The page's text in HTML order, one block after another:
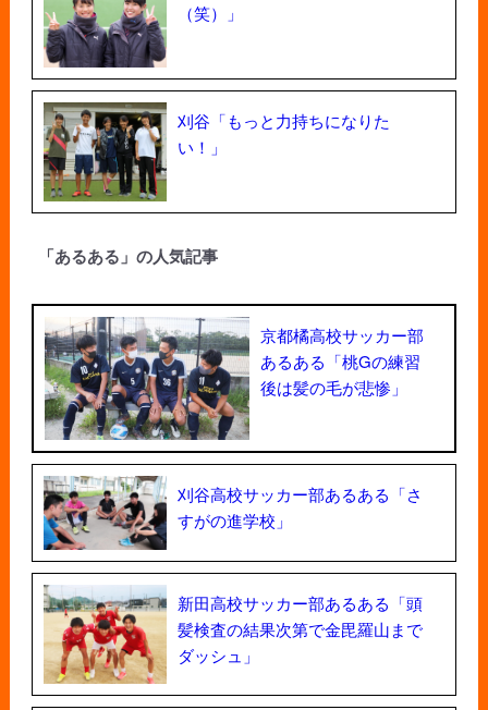
（笑）」
刈谷「もっと力持ちになりた
い！」
「あるある」の人気記事
京都橘高校サッカー部
あるある「桃Gの練習
後は髪の毛が悲惨」
刈谷高校サッカー部あるある「さ
すがの進学校」
新田高校サッカー部あるある「頭
髪検査の結果次第で金毘羅山まで
ダッシュ」